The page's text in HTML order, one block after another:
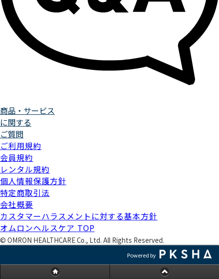
商品・サービス
に関する
ご質問
ご利用規約
会員規約
レンタル規約
個人情報保護方針
特定商取引法
会社概要
カスタマーハラスメントに対する基本方針
オムロンヘルスケア TOP
© OMRON HEALTHCARE Co., Ltd. All Rights Reserved.
Powered by